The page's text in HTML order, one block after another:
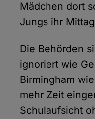
Mädchen dort
Jungs ihr
Die Behörden
ignoriert wie
Birmingham
mehr Zeit
Schulaufsicht